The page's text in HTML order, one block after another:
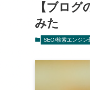
【ブロ
みた
SEO/検索エンジン